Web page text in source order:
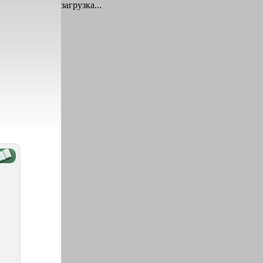
загрузка...